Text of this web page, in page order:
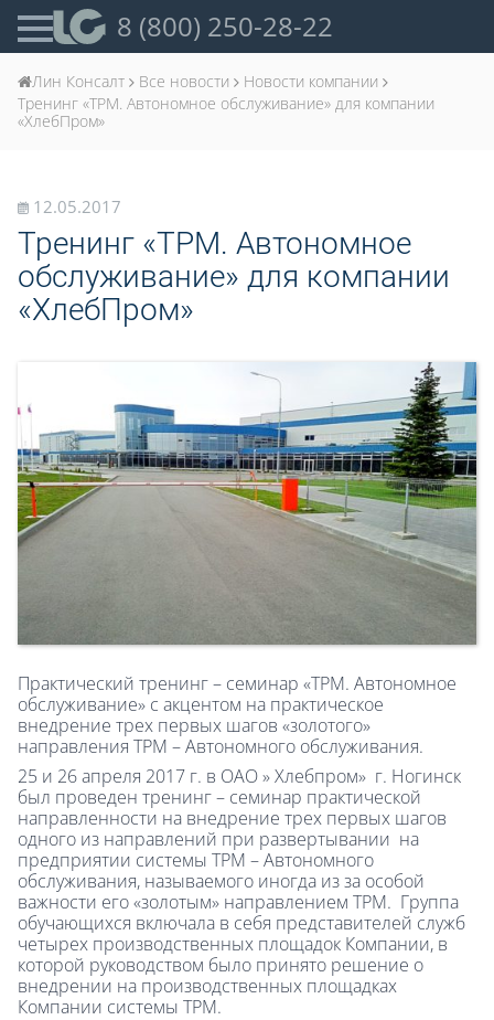
8 (800) 250-28-22
Лин Консалт Все новости
Новости компании
Тренинг «ТРМ. Автономное обслуживание» для компании
«ХлебПром»
12.05.2017
Тренинг «ТРМ. Автономное
обслуживание» для компании
«ХлебПром»
Практический тренинг – семинар «ТРМ. Автономное
обслуживание» с акцентом на практическое
внедрение трех первых шагов «золотого»
направления ТРМ – Автономного обслуживания.
25 и 26 апреля 2017 г. в ОАО » Хлебпром» г. Ногинск
был проведен тренинг – семинар практической
направленности на внедрение трех первых шагов
одного из направлений при развертывании на
предприятии системы ТРМ – Автономного
обслуживания, называемого иногда из за особой
важности его «золотым» направлением ТРМ. Группа
обучающихся включала в себя представителей служб
четырех производственных площадок Компании, в
которой руководством было принято решение о
внедрении на производственных площадках
Компании системы ТРМ.